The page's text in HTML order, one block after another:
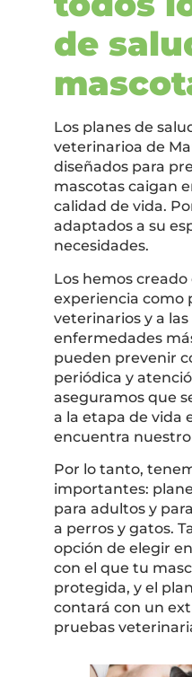
de
Los planes de
veterinarioa de
diseñados para
mascotas caigan
calidad de vida.
adaptados a su
necesidades.
Los hemos
experiencia como
veterinarios y a
enfermedades
pueden prevenir
periódica y
aseguramos que
a la etapa de vida
encuentra
Por lo tanto,
importantes:
para adultos y
a perros y gatos.
opción de elegir
con el que tu
protegida, y el
contará con un
pruebas